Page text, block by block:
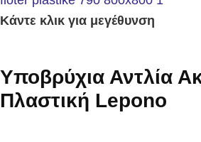
Κάντε κλικ για μεγέθυνση
Υποβρύχια Αντλία
Πλαστική Lepono